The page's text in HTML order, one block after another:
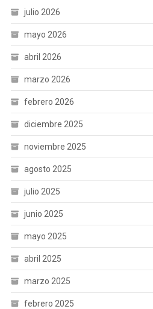
julio 2026
mayo 2026
abril 2026
marzo 2026
febrero 2026
diciembre 2025
noviembre 2025
agosto 2025
julio 2025
junio 2025
mayo 2025
abril 2025
marzo 2025
febrero 2025